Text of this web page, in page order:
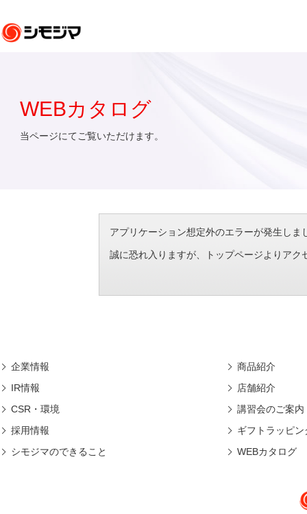
WEBカタログ
当ページにてご覧いただけます。
アプリケーション想定外のエラーが発生し
誠に恐れ入りますが、トップページよりアク
企業情報
IR情報
CSR・環境
採用情報
シモジマのできること
商品紹介
店舗紹介
講習会のご案内
ギフトラッピン
WEBカタログ